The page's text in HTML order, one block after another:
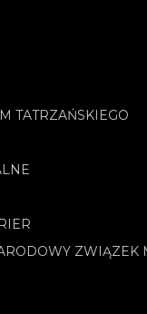
TATRZAŃSKIEGO
ZWIĄZEK